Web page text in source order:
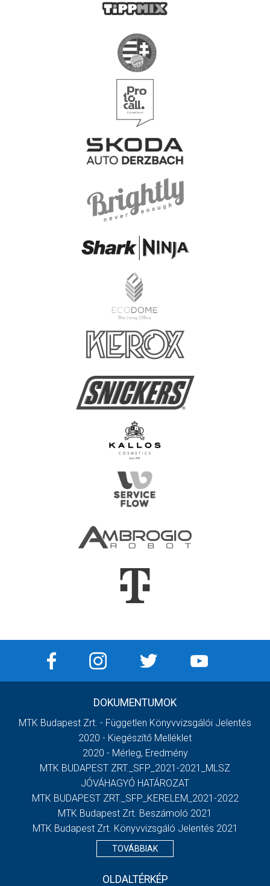
DOKUMENTUMOK
MTK Budapest Zrt. - Független Könyvvizsgálói Jelentés
2020 - Kiegészítő Melléklet
2020 - Mérleg, Eredmény
MTK BUDAPEST ZRT._SFP_2021-2021_MLSZ
JÓVÁHAGYÓ HATÁROZAT
MTK BUDAPEST ZRT._SFP_KERELEM_2021-2022
MTK Budapest Zrt. Beszámoló 2021
MTK Budapest Zrt. Könyvvizsgáló Jelentés 2021
TOVÁBBIAK
OLDALTÉRKÉP